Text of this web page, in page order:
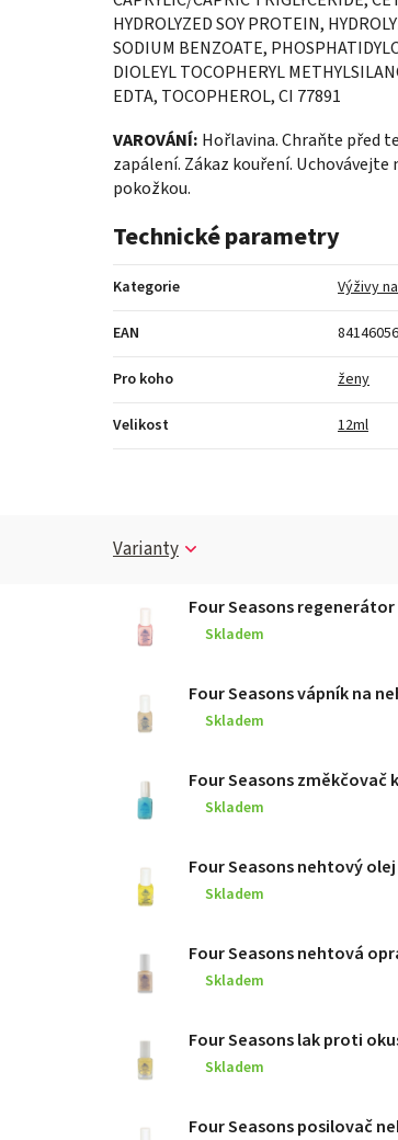
HYDROLYZED SOY PROTEIN,
SODIUM BENZOATE,
DIOLEYL TOCOPHERYL
EDTA, TOCOPHEROL, CI 77891
VAROVÁNÍ: Hořlavina. Chraňte před
zapálení. Zákaz kouření.
pokožkou.
Technické parametry
Kategorie Výživy
EAN
Pro koho ženy
Velikost 12ml
Four Seasons
Skladem
Four Seasons vápník na
Skladem
Four Seasons změkčovač
Skladem
Four Seasons nehtový olej
Skladem
Four Seasons nehtová
Skladem
Four Seasons lak proti
Skladem
Four Seasons posilovač
Varianty